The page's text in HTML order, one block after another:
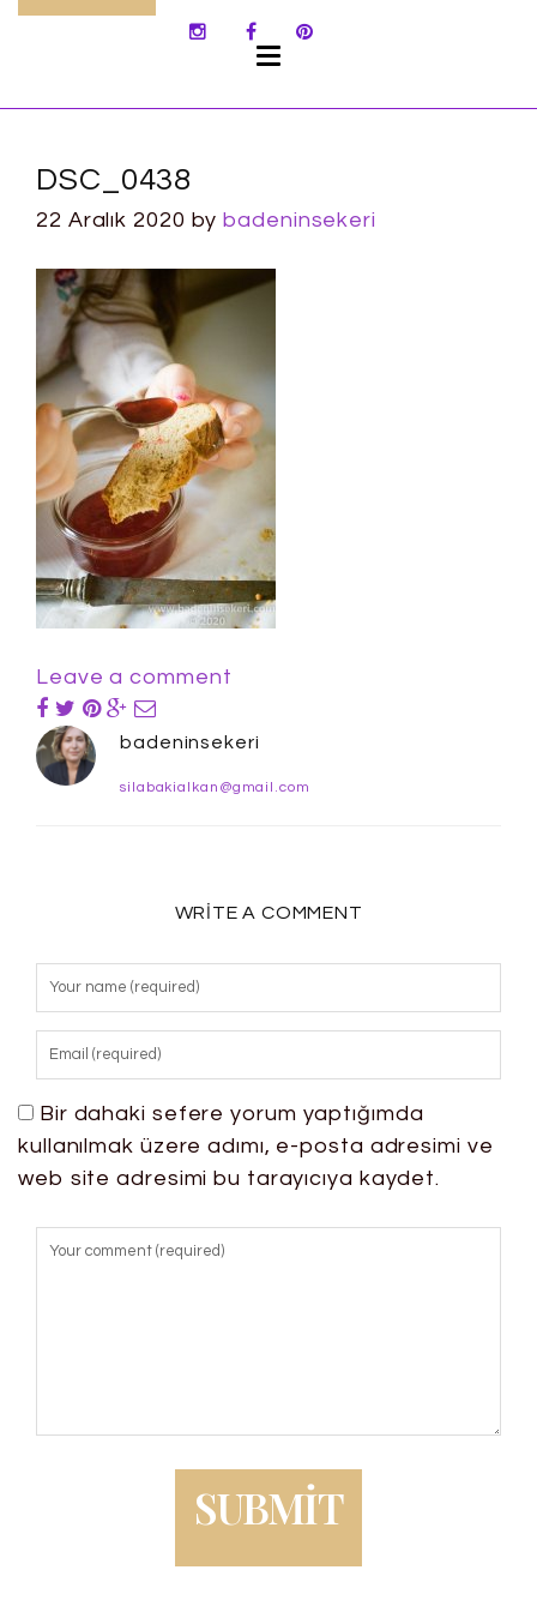
DSC_0438
22 Aralık 2020 bybadeninsekeri
Leave a comment
badeninsekeri
silabakialkan@gmail.com
WRITE A COMMENT
Bir dahaki sefere yorum yaptığımda
kullanılmak üzere adımı, e-posta adresimi ve
web site adresimi bu tarayıcıya kaydet.